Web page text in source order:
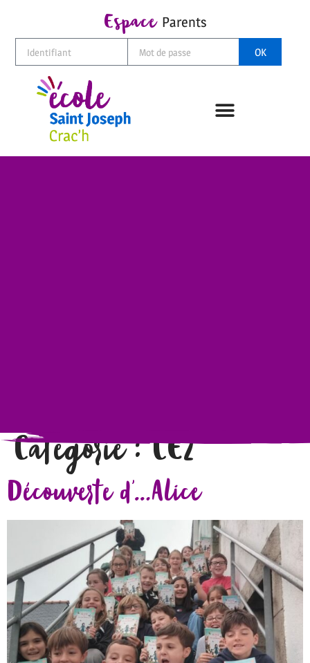
Espace Parents
OK
Catégorie :CE2
Découverte d’…Alice